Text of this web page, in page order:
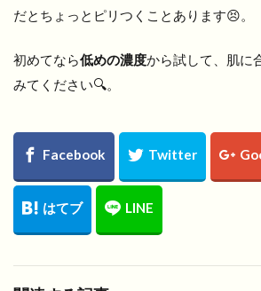
だとちょっとピリつくことあります😣。
初めてなら低めの濃度から試して、肌に
みてください🔍。